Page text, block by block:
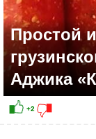
Простой
Аджика